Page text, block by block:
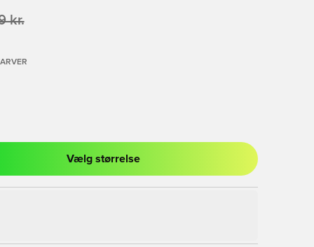
kr.
til at logge ind eller tilmelde dig som medlem
Vælg størrelse